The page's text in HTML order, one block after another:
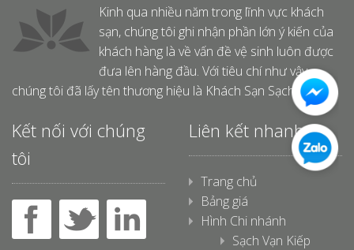
Kinh qua nhiều năm trong lĩnh vực khách
sạn, chúng tôi ghi nhận phần lớn ý kiến của
khách hàng là về vấn đề vệ sinh luôn được
đưa lên hàng đầu. Với tiêu chí như vậy
chúng tôi đã lấy tên thương hiệu là Khách Sạn Sạch.
Kết nối với chúng
tôi
Liên kết nhanh
Trang chủ
Bảng giá
Hình Chi nhánh
Sạch Vạn Kiếp